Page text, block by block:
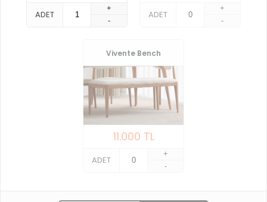
ADET
+
-
ADET
+
-
Vivente Bench
11.000 TL
ADET
+
-